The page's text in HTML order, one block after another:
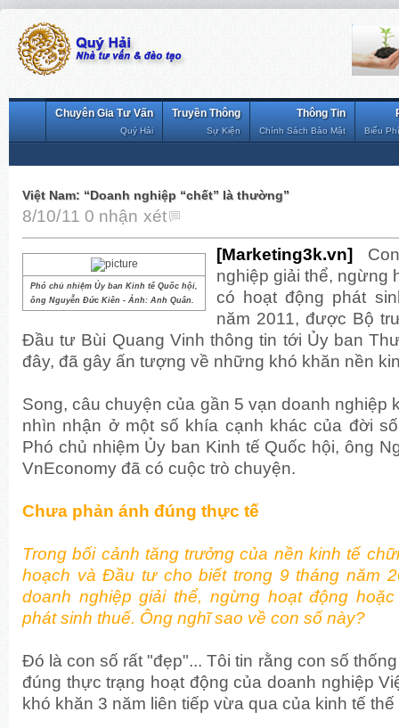
Biểu
Thông Tin
Chính Sách Bảo Mật
Truyền Thông
Sự Kiện
Chuyên Gia Tư Vấn
Quý Hải
Việt Nam: “Doanh nghiệp “chết” là thường”
8/10/11 0 nhận xét
Phó chủ nhiệm Ủy ban Kinh tế Quốc hội,
ông Nguyễn Đức Kiên - Ảnh: Anh Quân.
[Marketing3k.vn]
nghiệp giải thể, ngừng
có hoạt động phát
năm 2011, được Bộ
Đầu tư Bùi Quang Vinh thông tin tới Ủy ban
đây, đã gây ấn tượng về những khó khăn nền
Song, câu chuyện của gần 5 vạn doanh nghiệp
nhìn nhận ở một số khía cạnh khác của đời
Phó chủ nhiệm Ủy ban Kinh tế Quốc hội, ông
VnEconomy đã có cuộc trò chuyện.
Chưa phản ánh đúng thực tế
Trong bối cảnh tăng trưởng của nền kinh tế
hoạch và Đầu tư cho biết trong 9 tháng năm
doanh nghiệp giải thể, ngừng hoạt động
phát sinh thuế. Ông nghĩ sao về con số này?
Đó là con số rất "đẹp"... Tôi tin rằng con số
đúng thực trạng hoạt động của doanh nghiệp
khó khăn 3 năm liên tiếp vừa qua của kinh tế